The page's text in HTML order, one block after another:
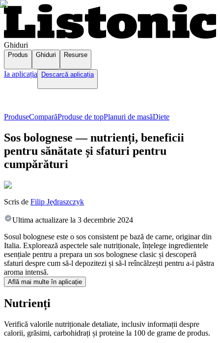
Ghiduri
Produs Ghiduri Resurse
Ia aplicația Descarcă aplicația
ProduseComparăProduse de topPlanuri de masăDiete
Sos bolognese — nutrienți, beneficii
pentru sănătate și sfaturi pentru
cumpărături
Scris de Filip Jędraszczyk
Ultima actualizare la 3 decembrie 2024
Sosul bolognese este o sos consistent pe bază de carne, originar din
Italia. Explorează aspectele sale nutriționale, înțelege ingredientele
esențiale pentru a prepara un sos bolognese clasic și descoperă
sfaturi despre cum să-l depozitezi și să-l reîncălzești pentru a-i păstra
aroma intensă.
Află mai multe în aplicație
Nutrienți
Verifică valorile nutriționale detaliate, inclusiv informații despre
calorii, grăsimi, carbohidrați și proteine la 100 de grame de produs.